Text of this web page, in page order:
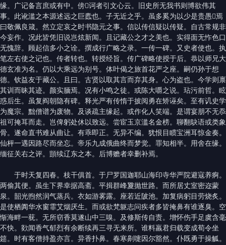
缘。广记备言庶或有中。傍𧥮诃者引文心云。旧史所无我书则博欲伟其
事。此讹滥之本源述远之巨蠹也。子无近之乎。虽多奚为以少是贵愚𥈌焉
曰敬佩良箴。然立定哀之时书隐元之事。信以传信疑以传疑。自古常规非
今妄作。况此皆凭旧说岂炫新闻。且记藏公之才之美也。实得面无怍色口
无愧辞。顾起信多小之诠。撰成行广略之录。一传一碑。又史者使也。执
笔左右使之记也。传者转也。转授经旨。传广碑略使授于后。恭以师兄大
德玄准为名。仍以大乘远为别号。体叶偈之旅首花严之座。嗣仍孙于想
德。钦益友于藏公。且曰。古贤以取其言而弃其身。心为盗也。今学则禀
其训而昧其迹。颜实腼焉。况有小鸣之徒。或陈大嚼之说。玷污前哲。眩
惑后生。虽复阎朝隐有碑。释光严有传惰于披阅勇在矫诬矣。至有讥史学
为魔宗。黜僧谱为废物。及谈疏主缘起。或作化人笑端。是谓宴朋不无忝
祖可掩耳而走。岂俾躬处休以致远。尝宦玉京滥名金榜。聊翻鴃语或类象
骨。遂命直书难从曲让。有乖即正。无异不编。犹恨目瞆宝洲耳惊金奏。
仙枰一遇因路尽而坐忘。帝乐九成俄曲终而梦觉。罪知相半。用舍在缘。
缅征关右之评。顗续辽东之本。后博赡者幸删补焉。
于时天复四春。枝干俱首。于尸罗国迦耶山海印寺华严院避寇养痾。
两偷其便。虽生下界幸据高斋。平揖群峰夐抛世路。而所居丈室密迩蒙
泉。韶光煦然润气蒸兵。衣如游雾露。座若近陂池。加复病躬目劳烧炙。
是使栖阗华水窗霏艾烟厌生。而或欲梵躯志问疾者多皆掩鼻有谁逐臭。空
惭海畔一莸。无所窃香莫遂山中三嗅。及修斯传自责。增怀伤手足虞含毫
不快。欻闻香气郁烈有余断续再三寻无来所。谁料羸君归载变成荀令坐
筵。时有客僧持盈亦言。异香扑鼻。春寒劓嚏因尔豁然。仆既勇于操觚。